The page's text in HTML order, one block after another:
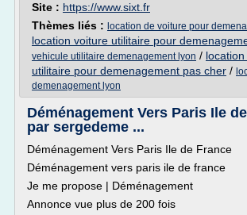
Site : https://www.sixt.fr
Thèmes liés : location de voiture pour
location voiture utilitaire pour
vehicule utilitaire demenagement lyon /
utilitaire pour demenagement pas cher /
demenagement lyon
Déménagement Vers Paris Ile
par sergedeme ...
Déménagement Vers Paris Ile de France
Déménagement vers paris ile de france
Je me propose | Déménagement
Annonce vue plus de 200 fois